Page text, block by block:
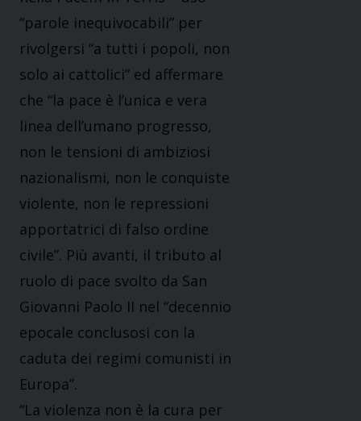
“parole inequivocabili” per
rivolgersi “a tutti i popoli, non
solo ai cattolici” ed affermare
che “la pace è l’unica e vera
linea dell’umano progresso,
non le tensioni di ambiziosi
nazionalismi, non le conquiste
violente, non le repressioni
apportatrici di falso ordine
civile”. Più avanti, il tributo al
ruolo di pace svolto da San
Giovanni Paolo II nel “decennio
epocale conclusosi con la
caduta dei regimi comunisti in
Europa”.
“La violenza non è la cura per